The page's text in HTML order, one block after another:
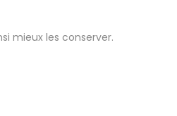
mieux les conserver.